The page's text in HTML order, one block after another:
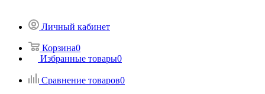
Личный кабинет
Корзина0
Избранные товары0
Сравнение товаров0